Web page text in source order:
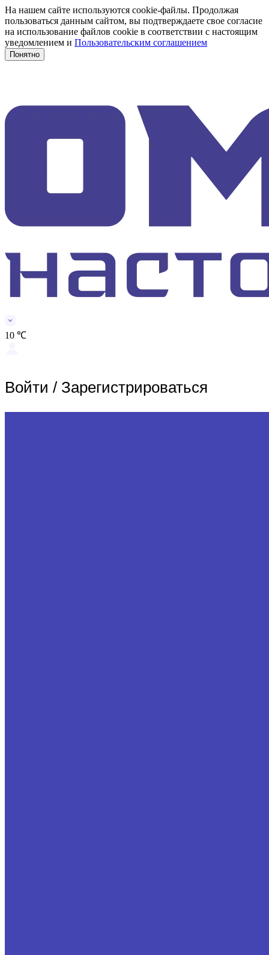
На нашем сайте используются cookie-файлы. Продолжая
пользоваться данным сайтом, вы подтверждаете свое согласие
на использование файлов cookie в соответствии с настоящим
уведомлением и Пользовательским соглашением
Понятно
10 ℃
Войти / Зарегистрироваться